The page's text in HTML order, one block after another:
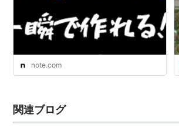
note.com
関連ブログ